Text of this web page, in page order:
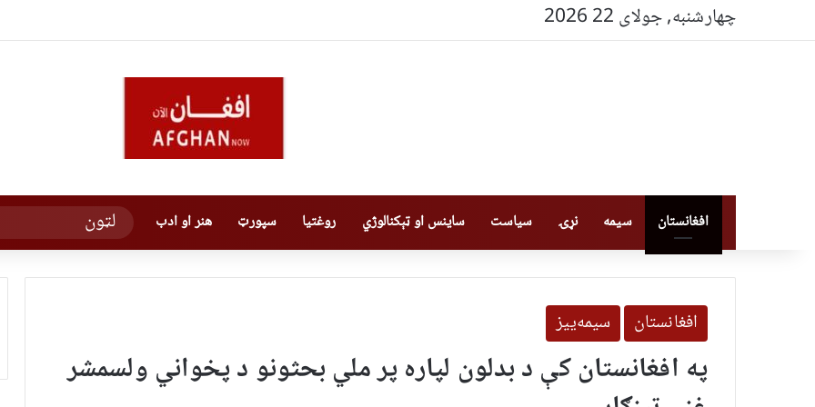
چهارشنبه, جولای 22 2026
افغانستان سیمه نړۍ سیاست ساینس او ټېکنالوژي روغتیا سپورټ هنر او ادب
افغانستان سیمه‌ییز
په افغانستان کې د بدلون لپاره پر ملي بحثونو د پخواني ولسمشر